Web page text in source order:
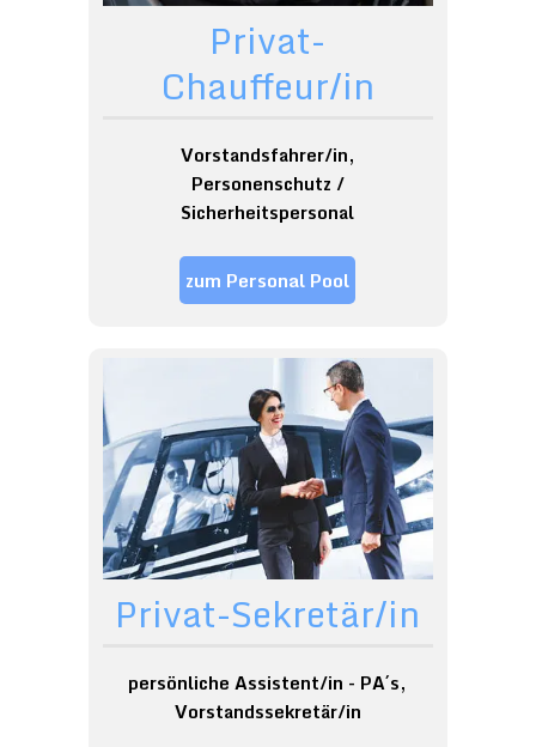
Privat-
Chauffeur/in
Vorstandsfahrer/in,
Personenschutz /
Sicherheitspersonal
zum Personal Pool
Privat-Sekretär/in
persönliche Assistent/in - PA´s,
Vorstandssekretär/in